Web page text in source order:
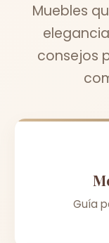
Muebles
consejos
Guía